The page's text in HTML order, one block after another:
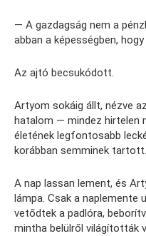
— A gazdagság nem a
abban a képességben,
Az ajtó becsukódott.
Artyom sokáig állt, nézve
hatalom — mindez hirtelen
életének legfontosabb
korábban semminek tartott.
A nap lassan lement, és
lámpa. Csak a naplemente
vetődtek a padlóra,
mintha belülről világították